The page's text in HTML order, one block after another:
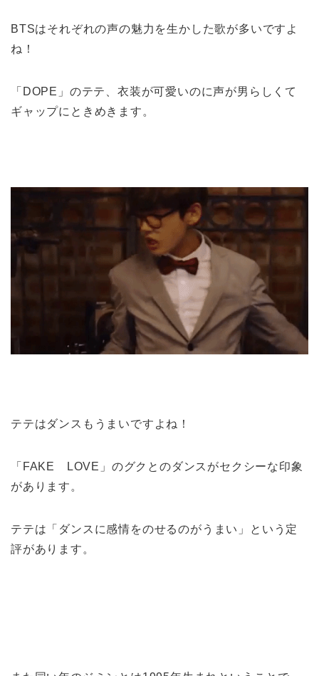
BTSはそれぞれの声の魅力を生かした歌が多いですよ
ね！
「DOPE」のテテ、衣装が可愛いのに声が男らしくて
ギャップにときめきます。
テテはダンスもうまいですよね！
「FAKE LOVE」のグクとのダンスがセクシーな印象
があります。
テテは「ダンスに感情をのせるのがうまい」という定
評があります。